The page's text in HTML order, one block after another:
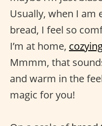
Usually, when I am
bread, I feel so
I’m at home,
Mmmm, that
and warm in the
magic for you!